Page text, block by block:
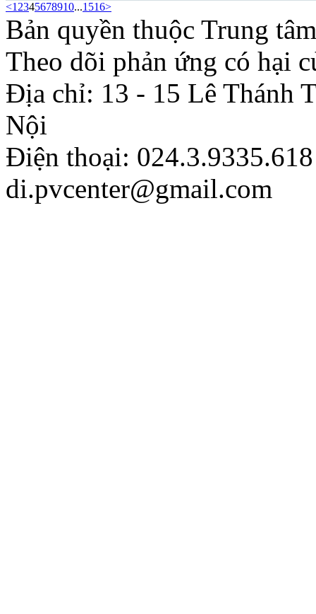
<12345678910...1516>
Bản quyền thuộc Trung
Theo dõi phản ứng có hại
Địa chỉ: 13 - 15 Lê Thánh
Nội
Điện thoại: 024.3.9335.618
di.pvcenter@gmail.com